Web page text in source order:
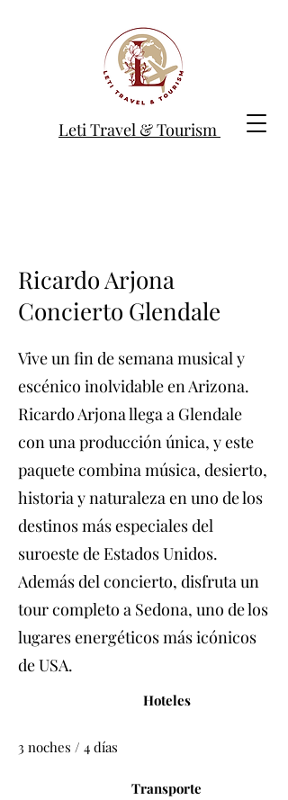
Leti Travel & Tourism
Ricardo Arjona
Concierto Glendale
Vive un fin de semana musical y
escénico inolvidable en Arizona.
Ricardo Arjona llega a Glendale
con una producción única, y este
paquete combina música, desierto,
historia y naturaleza en uno de los
destinos más especiales del
suroeste de Estados Unidos.
Además del concierto, disfruta un
tour completo a Sedona, uno de los
lugares energéticos más icónicos
de USA.
Hoteles
3 noches / 4 días
Transporte